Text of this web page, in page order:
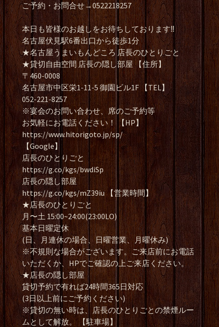
ご予約・お問合せ→0522218257
本日も皆様のお越しをお待ちしております‼️
名古屋伏見駅6番出口から徒歩1分
★名古屋うまいもんどころ 店長のひとりごと
★貸切自由空間 店長の隠し部屋 【住所】
〒460-0008
名古屋市中区栄1-11-5 御園ビル1F 【TEL】
052-221-8257
※宴会のお問い合わせ、席のご予約等
お気軽にお電話ください！ 【HP】
https://www.hitorigoto.jp/sp/
【Google】
店長のひとりごと
https://g.co/kgs/bwdiSp
店長の隠し部屋
https://g.co/kgs/mZ39iu 【営業時間】
★店長のひとりごと
月〜土 15:00~24:00(23:00LO)
基本日曜定休
(日、月連休の場合、日曜営業、月曜休み)
※不規則な場合がございます。ご来店前にお電話
いただくか、HPでご確認の上ご来店ください。
★店長の隠し部屋
貸切予約で有れば24時間365日対応
(3日以上前にご予約ください)
※貸切の無い時は、店長のひとりごとの禁煙ルー
ムとして解放。 【駐車場】